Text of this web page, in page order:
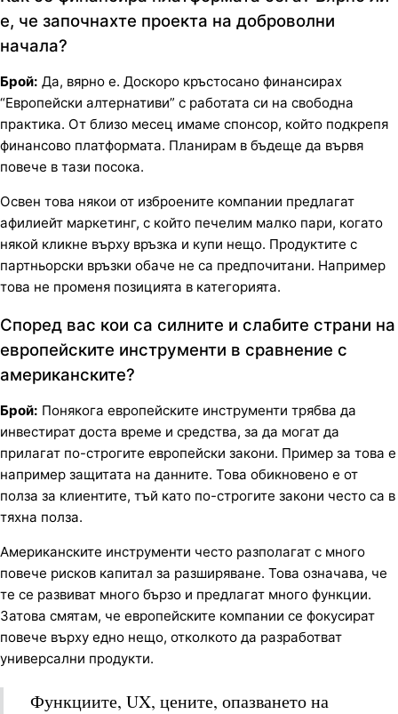
е, че започнахте проекта на доброволни
начала?
Брой: Да, вярно е. Доскоро кръстосано финансирах
“Европейски алтернативи” с работата си на свободна
практика. От близо месец имаме спонсор, който подкрепя
финансово платформата. Планирам в бъдеще да вървя
повече в тази посока.
Освен това някои от изброените компании предлагат
афилиейт маркетинг, с който печелим малко пари, когато
някой кликне върху връзка и купи нещо. Продуктите с
партньорски връзки обаче не са предпочитани. Например
това не променя позицията в категорията.
Според вас кои са силните и слабите страни на
европейските инструменти в сравнение с
американските?
Брой: Понякога европейските инструменти трябва да
инвестират доста време и средства, за да могат да
прилагат по-строгите европейски закони. Пример за това е
например защитата на данните. Това обикновено е от
полза за клиентите, тъй като по-строгите закони често са в
тяхна полза.
Американските инструменти често разполагат с много
повече рисков капитал за разширяване. Това означава, че
те се развиват много бързо и предлагат много функции.
Затова смятам, че европейските компании се фокусират
повече върху едно нещо, отколкото да разработват
универсални продукти.
Функциите, UX, цените, опазването на